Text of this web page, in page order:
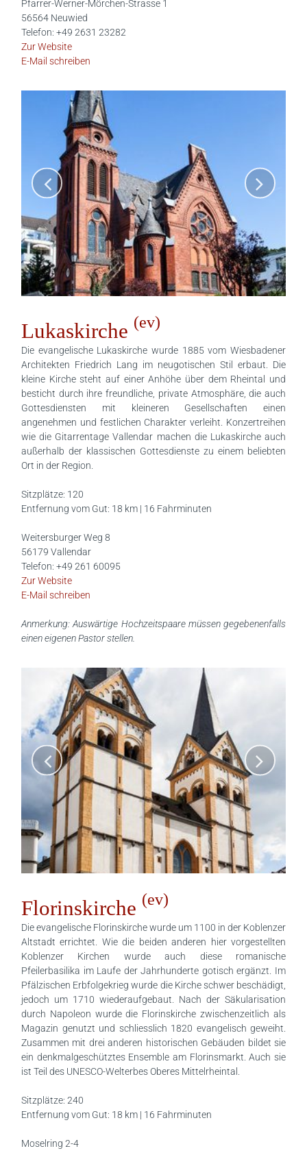
Pfarrer-Werner-Mörchen-Strasse 1
56564 Neuwied
Telefon: +49 2631 23282
Zur Website
E-Mail schreiben
Lukaskirche (ev)
Die evangelische Lukaskirche wurde 1885 vom Wiesbadener
Architekten Friedrich Lang im neugotischen Stil erbaut. Die
kleine Kirche steht auf einer Anhöhe über dem Rheintal und
besticht durch ihre freundliche, private Atmosphäre, die auch
Gottesdiensten mit kleineren Gesellschaften einen
angenehmen und festlichen Charakter verleiht. Konzertreihen
wie die Gitarrentage Vallendar machen die Lukaskirche auch
außerhalb der klassischen Gottesdienste zu einem beliebten
Ort in der Region.
Sitzplätze: 120
Entfernung vom Gut: 18 km | 16 Fahrminuten
Weitersburger Weg 8
56179 Vallendar
Telefon: +49 261 60095
Zur Website
E-Mail schreiben
Anmerkung: Auswärtige Hochzeitspaare müssen gegebenenfalls
einen eigenen Pastor stellen.
Florinskirche (ev)
Die evangelische Florinskirche wurde um 1100 in der Koblenzer
Altstadt errichtet. Wie die beiden anderen hier vorgestellten
Koblenzer Kirchen wurde auch diese romanische
Pfeilerbasilika im Laufe der Jahrhunderte gotisch ergänzt. Im
Pfälzischen Erbfolgekrieg wurde die Kirche schwer beschädigt,
jedoch um 1710 wiederaufgebaut. Nach der Säkularisation
durch Napoleon wurde die Florinskirche zwischenzeitlich als
Magazin genutzt und schliesslich 1820 evangelisch geweiht.
Zusammen mit drei anderen historischen Gebäuden bildet sie
ein denkmalgeschütztes Ensemble am Florinsmarkt. Auch sie
ist Teil des UNESCO-Welterbes Oberes Mittelrheintal.
Sitzplätze: 240
Entfernung vom Gut: 18 km | 16 Fahrminuten
Moselring 2-4